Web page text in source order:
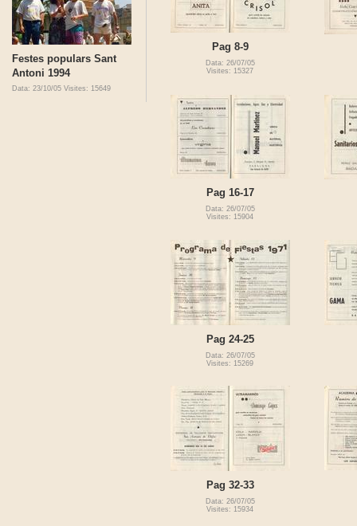
Festes populars Sant
Antoni 1994
Data: 23/10/05 Visites: 15649
Pag 8-9
Data: 26/07/05
Visites: 15327
Pag 16-17
Data: 26/07/05
Visites: 15904
Pag 24-25
Data: 26/07/05
Visites: 15269
Pag 32-33
Data: 26/07/05
Visites: 15934